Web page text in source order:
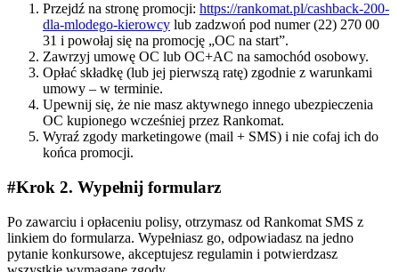
Przejdź na stronę promocji: https://rankomat.pl/cashback-200-
dla-mlodego-kierowcy lub zadzwoń pod numer (22) 270 00
31 i powołaj się na promocję „OC na start”.
Zawrzyj umowę OC lub OC+AC na samochód osobowy.
Opłać składkę (lub jej pierwszą ratę) zgodnie z warunkami
umowy – w terminie.
Upewnij się, że nie masz aktywnego innego ubezpieczenia
OC kupionego wcześniej przez Rankomat.
Wyraź zgody marketingowe (mail + SMS) i nie cofaj ich do
końca promocji.
#Krok 2. Wypełnij formularz
Po zawarciu i opłaceniu polisy, otrzymasz od Rankomat SMS z
linkiem do formularza. Wypełniasz go, odpowiadasz na jedno
pytanie konkursowe, akceptujesz regulamin i potwierdzasz